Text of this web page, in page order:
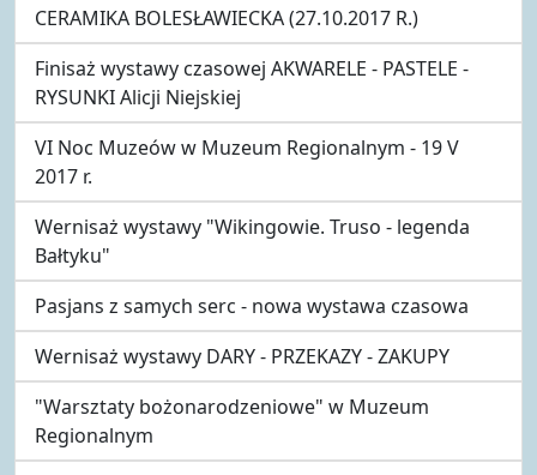
CERAMIKA BOLESŁAWIECKA (27.10.2017 R.)
Finisaż wystawy czasowej AKWARELE - PASTELE -
RYSUNKI Alicji Niejskiej
VI Noc Muzeów w Muzeum Regionalnym - 19 V
2017 r.
Wernisaż wystawy "Wikingowie. Truso - legenda
Bałtyku"
Pasjans z samych serc - nowa wystawa czasowa
Wernisaż wystawy DARY - PRZEKAZY - ZAKUPY
"Warsztaty bożonarodzeniowe" w Muzeum
Regionalnym